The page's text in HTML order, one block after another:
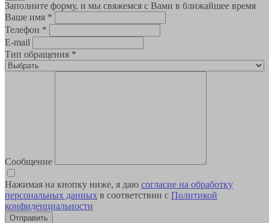
Заполните форму, и мы свяжемся с Вами в ближайшее время
Ваше имя *
Телефон *
E-mail
Тип обращения *
Сообщение
Нажимая на кнопку ниже, я даю согласие на обработку
персональных данных в соответствии с Политикой
конфиденциальности